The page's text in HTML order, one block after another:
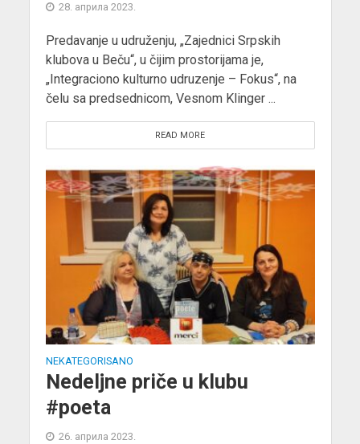
28. априла 2023.
Predavanje u udruženju, „Zajednici Srpskih
klubova u Beču“, u čijim prostorijama je,
„Integraciono kulturno udruzenje – Fokus“, na
čelu sa predsednicom, Vesnom Klinger ...
READ MORE
NEKATEGORISANO
Nedeljne priče u klubu
#poeta
26. априла 2023.